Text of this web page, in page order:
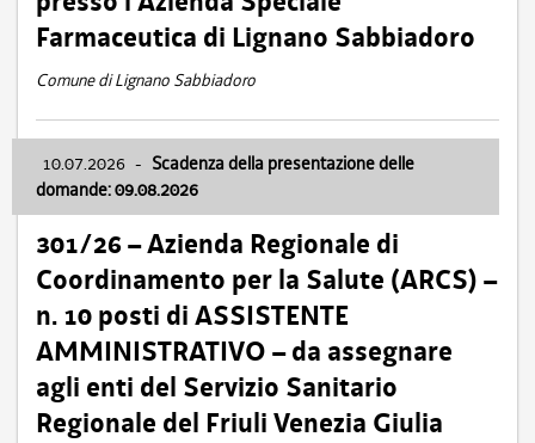
Farmaceutica di Lignano Sabbiadoro
Comune di Lignano Sabbiadoro
10.07.2026 - Scadenza della presentazione delle
domande: 09.08.2026
301/26 – Azienda Regionale di
Coordinamento per la Salute (ARCS) –
n. 10 posti di ASSISTENTE
AMMINISTRATIVO – da assegnare
agli enti del Servizio Sanitario
Regionale del Friuli Venezia Giulia